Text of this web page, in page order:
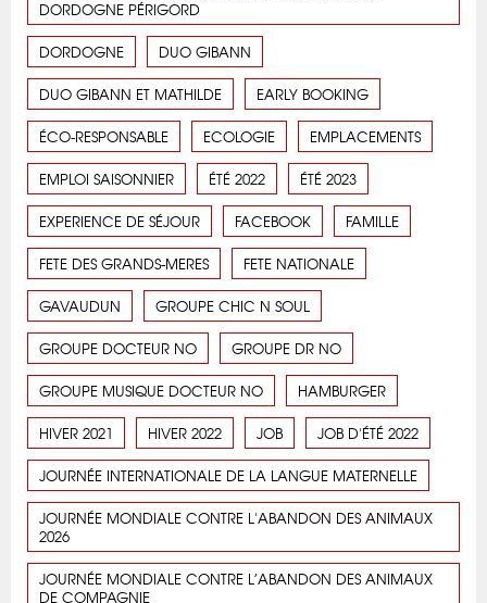
DORDOGNE PÉRIGORD
DORDOGNE DUO GIBANN
DUO GIBANN ET MATHILDE EARLY BOOKING
ÉCO-RESPONSABLE ECOLOGIE EMPLACEMENTS
EMPLOI SAISONNIER ÉTÉ 2022 ÉTÉ 2023
EXPERIENCE DE SÉJOUR FACEBOOK FAMILLE
FETE DES GRANDS-MERES FETE NATIONALE
GAVAUDUN GROUPE CHIC N SOUL
GROUPE DOCTEUR NO GROUPE DR NO
GROUPE MUSIQUE DOCTEUR NO HAMBURGER
HIVER 2021 HIVER 2022 JOB JOB D'ÉTÉ 2022
JOURNÉE INTERNATIONALE DE LA LANGUE MATERNELLE
JOURNÉE MONDIALE CONTRE L'ABANDON DES ANIMAUX
2026
JOURNÉE MONDIALE CONTRE L’ABANDON DES ANIMAUX
DE COMPAGNIE